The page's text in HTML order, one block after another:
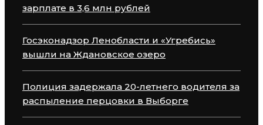
зарплате в 3,6 млн рублей
Госэконадзор Ленобласти и «Угребись»
вышли на Ждановское озеро
Полиция задержала 20-летнего водителя за
распыление перцовки в Выборге